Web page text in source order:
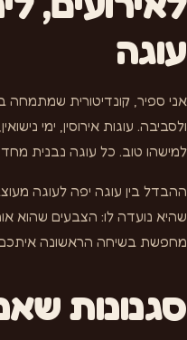
עוגה
אני ספיר, קונדיטורית שמתמחה
ולסביבה. עוגות אירוסין, ימי
למישהו טוב. כל עוגה נבנית
ההבדל בין עוגה יפה לעוגה
שהיא נועדה לו: הצבעים שהוא
מחפשת בשיחה הראשונה
סגנונות